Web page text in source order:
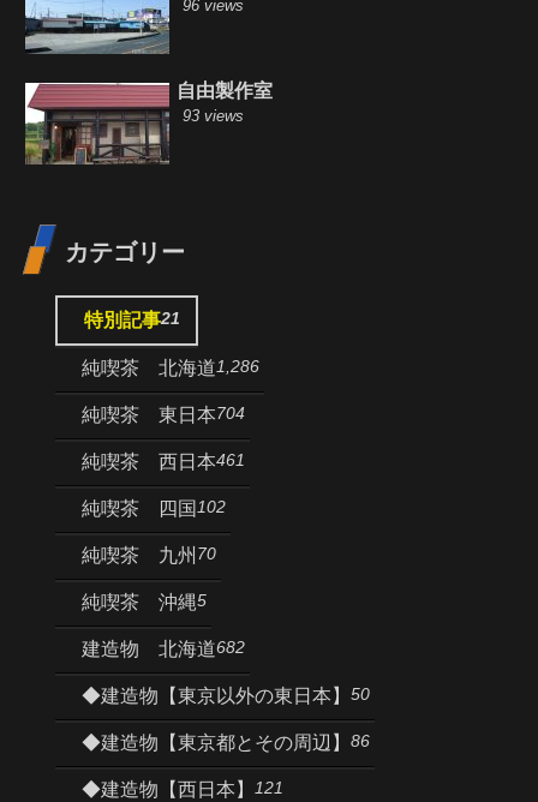
96 views
自由製作室
93 views
カテゴリー
特別記事21
純喫茶 北海道1,286
純喫茶 東日本704
純喫茶 西日本461
純喫茶 四国 102
純喫茶 九州 70
純喫茶 沖縄5
建造物 北海道682
◆建造物【東京以外の東日本】 50
◆建造物【東京都とその周辺】 86
◆建造物【西日本】 121